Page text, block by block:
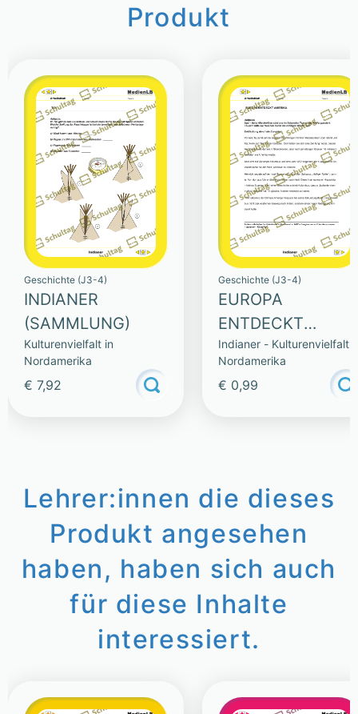
Produkt
Geschichte (J3-4)
INDIANER
(SAMMLUNG)
Kulturenvielfalt in
Nordamerika
€ 7,92
Geschichte (J3-4)
EUROPA
ENTDECKT
AMERIKA
Indianer - Kulturenvielfalt
Nordamerika
€ 0,99
Lehrer:innen die dieses
Produkt angesehen
haben, haben sich auch
für diese Inhalte
interessiert.